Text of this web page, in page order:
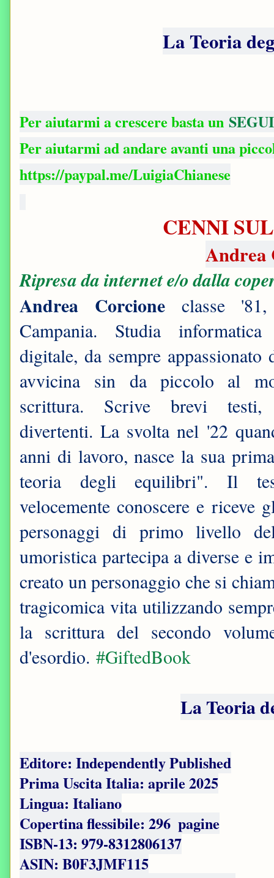
La Teoria
Per aiutarmi a crescere basta un SEGUI
Per aiutarmi ad andare avanti una
https://paypal.me/LuigiaChianese
CENNI
Andrea
Ripresa da internet e/o dalla
Andrea Corcioneclasse '81,
Campania. Studia
digitale, da sempre appassionato
avvicina sin da piccolo al
scrittura. Scrive brevi testi,
divertenti. La svolta nel '22
anni di lavoro, nasce la sua
teoria degli equilibri". Il
velocemente conoscere e riceve
personaggi di primo livello
umoristica partecipa a diverse e
creato un personaggio che si
tragicomica vita utilizzando
la scrittura del secondo
d'esordio. #GiftedBook
La Teoria
Editore: Independently Published
Prima Uscita Italia: aprile 2025
Lingua: Italiano
Copertina flessibile: ‏ 296 pagine
ISBN-13: ‎979-8312806137
ASIN: B0F3JMF115